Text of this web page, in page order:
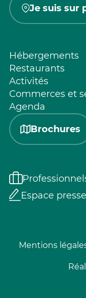
Je suis sur
Hébergements
Restaurants
Activités
Commerces et
Agenda
Brochures
Espace presse
Mentions